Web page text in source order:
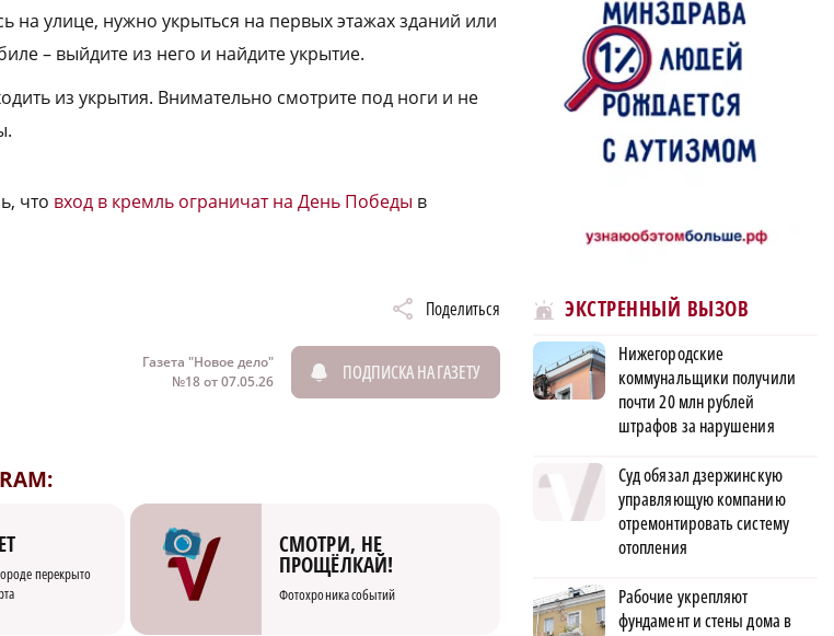
на улице, нужно укрыться на первых этажах зданий или
– выйдите из него и найдите укрытие.
из укрытия. Внимательно смотрите под ноги и не
что вход в кремль ограничат на День Победы в
Поделиться
Газета "Новое дело"
№18 от 07.05.26
ПОДПИСКА НА ГАЗЕТУ
перекрыто
СМОТРИ, НЕ
ПРОЩЁЛКАЙ!
Фотохроника событий
ЭКСТРЕННЫЙ ВЫЗОВ
Нижегородские
коммунальщики получили
почти 20 млн рублей
штрафов за нарушения
Суд обязал дзержинскую
управляющую компанию
отремонтировать систему
отопления
Рабочие укрепляют
фундамент и стены дома в